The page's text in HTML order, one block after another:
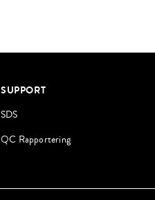
SUPPORT
SDS
QC Rapportering